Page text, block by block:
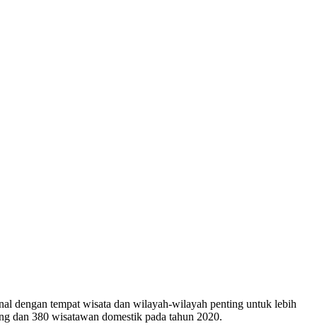
dengan tempat wisata dan wilayah-wilayah penting untuk lebih
dan 380 wisatawan domestik pada tahun 2020.